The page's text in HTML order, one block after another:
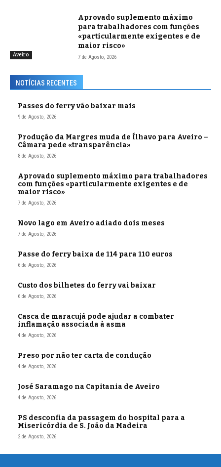
Aveiro
Aprovado suplemento máximo
para trabalhadores com funções
«particularmente exigentes e de
maior risco»
7 de Agosto, 2026
NOTÍCIAS RECENTES
Passes do ferry vão baixar mais
9 de Agosto, 2026
Produção da Margres muda de Ílhavo para Aveiro –
Câmara pede «transparência»
8 de Agosto, 2026
Aprovado suplemento máximo para trabalhadores
com funções «particularmente exigentes e de
maior risco»
7 de Agosto, 2026
Novo lago em Aveiro adiado dois meses
7 de Agosto, 2026
Passe do ferry baixa de 114 para 110 euros
6 de Agosto, 2026
Custo dos bilhetes do ferry vai baixar
6 de Agosto, 2026
Casca de maracujá pode ajudar a combater
inflamação associada à asma
4 de Agosto, 2026
Preso por não ter carta de condução
4 de Agosto, 2026
José Saramago na Capitania de Aveiro
4 de Agosto, 2026
PS desconfia da passagem do hospital para a
Misericórdia de S. João da Madeira
2 de Agosto, 2026